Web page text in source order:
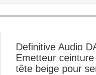
Definitive Audio
Emetteur
tête beige pour